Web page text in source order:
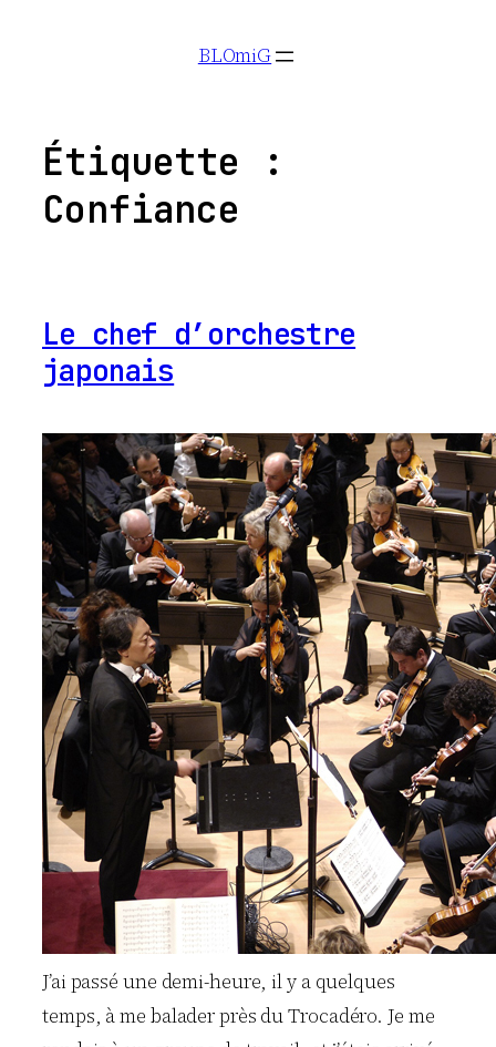
BLOmiG
Étiquette :
Confiance
Le chef d’orchestre
japonais
J’ai passé une demi-heure, il y a quelques
temps, à me balader près du Trocadéro. Je me